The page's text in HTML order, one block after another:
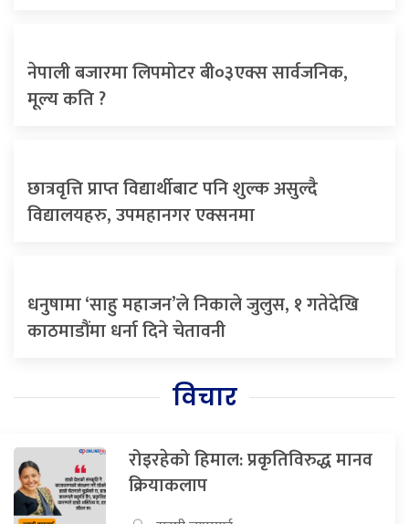
नेपाली बजारमा लिपमोटर बी०३एक्स सार्वजनिक,
मूल्य कति ?
छात्रवृत्ति प्राप्त विद्यार्थीबाट पनि शुल्क असुल्दै
विद्यालयहरु, उपमहानगर एक्सनमा
धनुषामा ‘साहु महाजन’ले निकाले जुलुस, १ गतेदेखि
काठमाडौंमा धर्ना दिने चेतावनी
विचार
रोइरहेको हिमाल: प्रकृतिविरुद्ध मानव
क्रियाकलाप